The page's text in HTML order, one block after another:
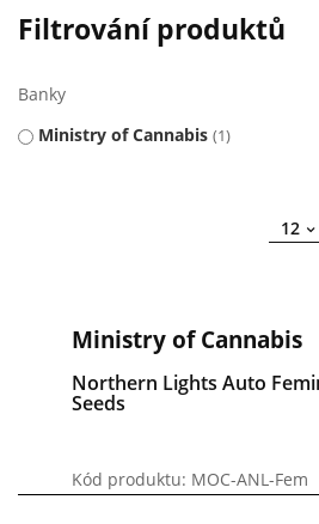
Filtrování produktů
Banky
Ministry of Cannabis 1
12
Ministry of Cannabis
Northern Lights Auto
Seeds
Kód produktu: MOC-ANL-Fem